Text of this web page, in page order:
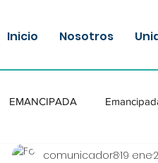
Inicio Nosotros
EMANCIPADA
comunicador819 ene